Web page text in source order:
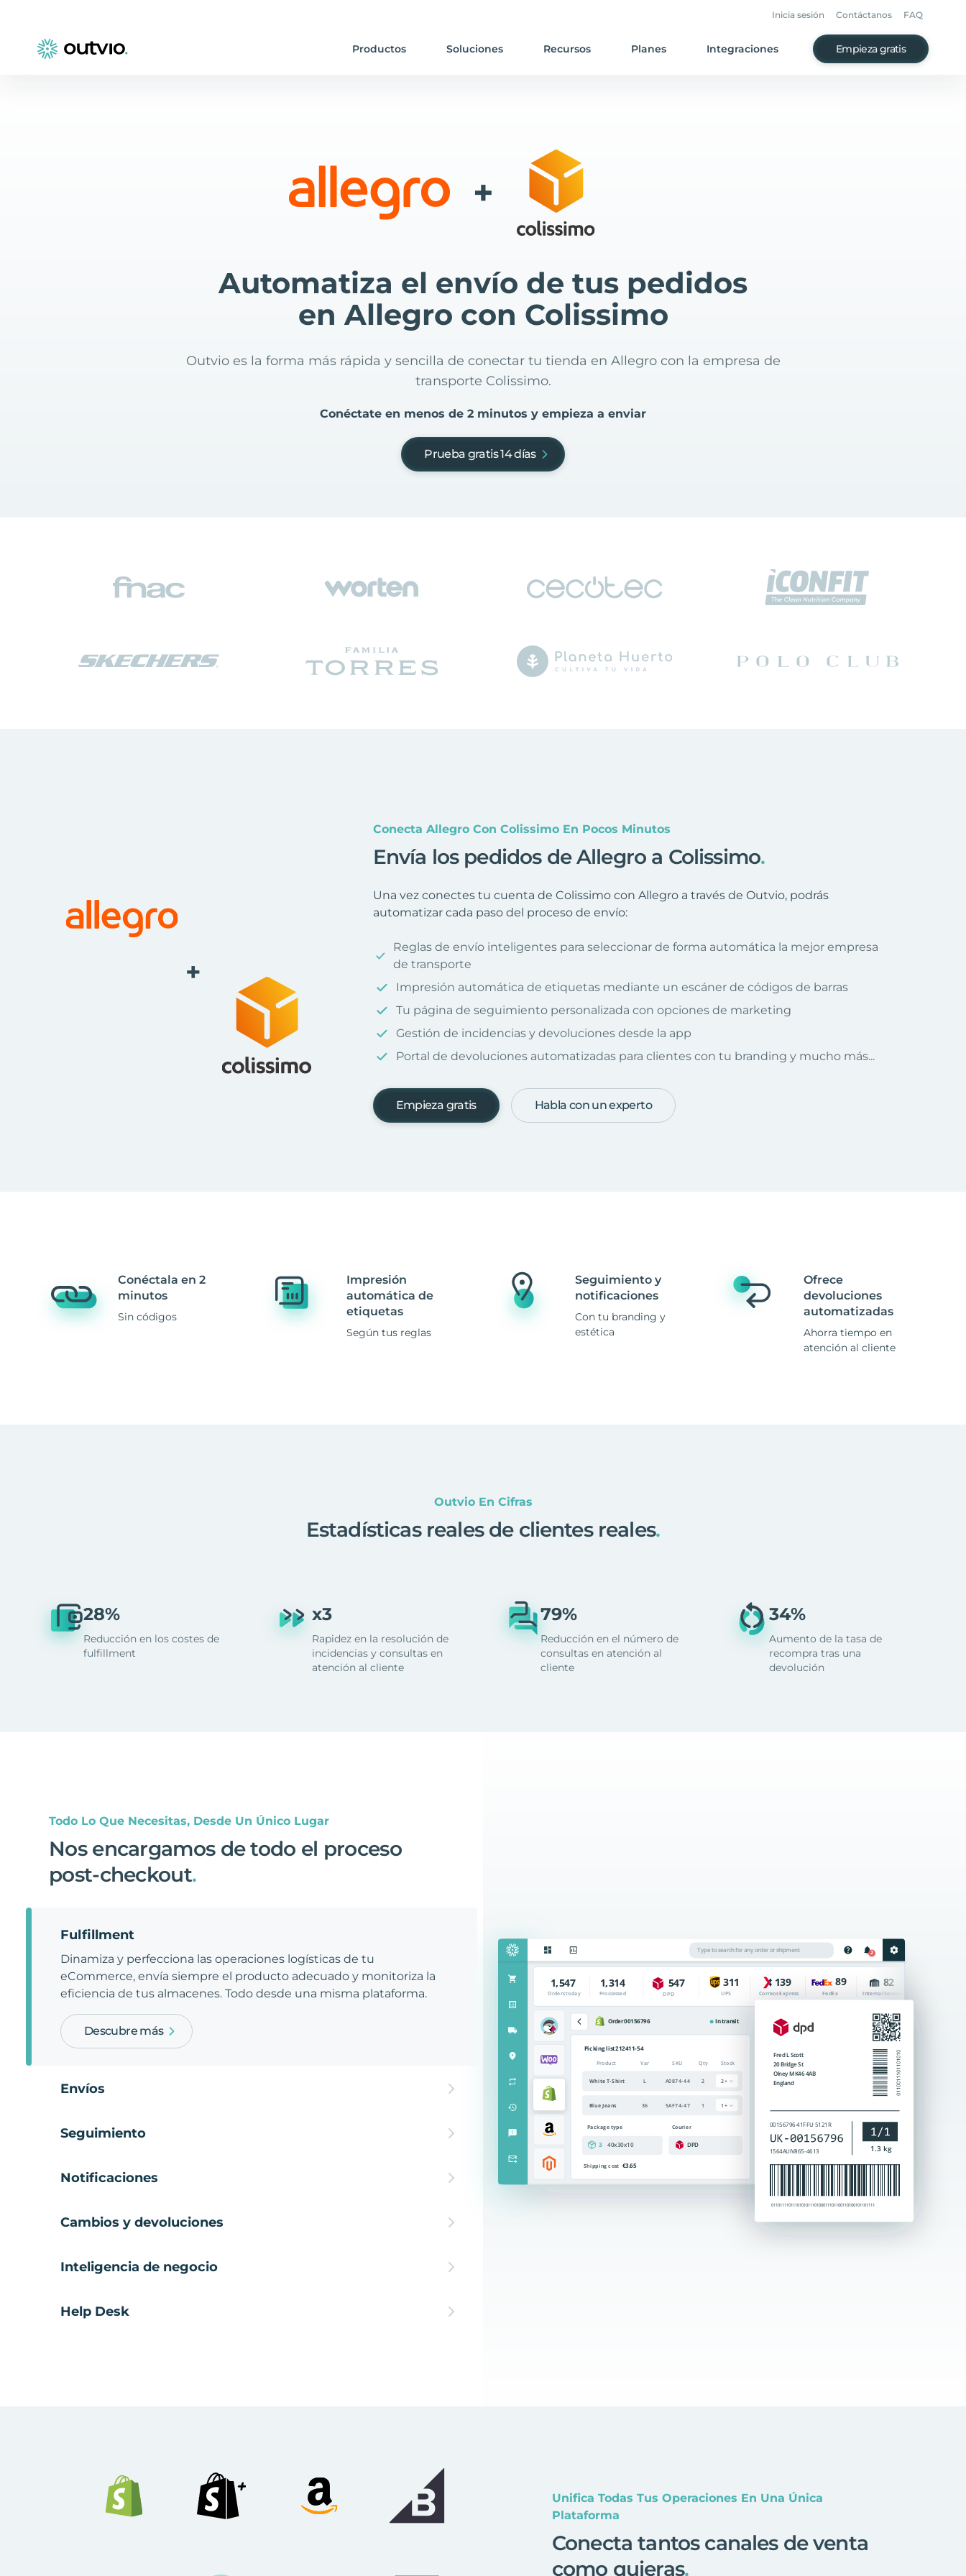
Inicia sesión Contáctanos FAQ
Productos Soluciones Recursos Planes Integraciones Empieza gratis
+
Automatiza el envío de tus pedidos
en Allegro con Colissimo
Outvio es la forma más rápida y sencilla de conectar tu tienda en Allegro con la empresa de
transporte Colissimo.
Conéctate en menos de 2 minutos y empieza a enviar
Prueba gratis 14 días
+
Conecta Allegro Con Colissimo En Pocos Minutos
Envía los pedidos de Allegro a Colissimo.
Una vez conectes tu cuenta de Colissimo con Allegro a través de Outvio, podrás
automatizar cada paso del proceso de envío:
Reglas de envío inteligentes para seleccionar de forma automática la mejor empresa
de transporte
Impresión automática de etiquetas mediante un escáner de códigos de barras
Tu página de seguimiento personalizada con opciones de marketing
Gestión de incidencias y devoluciones desde la app
Portal de devoluciones automatizadas para clientes con tu branding y mucho más...
Empieza gratis Habla con un experto
Conéctala en 2
minutos
Sin códigos
Impresión
automática de
etiquetas
Según tus reglas
Seguimiento y
notificaciones
Con tu branding y
estética
Ofrece
devoluciones
automatizadas
Ahorra tiempo en
atención al cliente
Outvio En Cifras
Estadísticas reales de clientes reales.
28%
Reducción en los costes de
fulfillment
x3
Rapidez en la resolución de
incidencias y consultas en
atención al cliente
79%
Reducción en el número de
consultas en atención al
cliente
34%
Aumento de la tasa de
recompra tras una
devolución
Todo Lo Que Necesitas, Desde Un Único Lugar
Nos encargamos de todo el proceso
post-checkout.
Fulfillment
Dinamiza y perfecciona las operaciones logísticas de tu
eCommerce, envía siempre el producto adecuado y monitoriza la
eficiencia de tus almacenes. Todo desde una misma plataforma.
Descubre más
Envíos
Seguimiento
Notificaciones
Cambios y devoluciones
Inteligencia de negocio
Help Desk
Unifica Todas Tus Operaciones En Una Única
Plataforma
Conecta tantos canales de venta
como quieras.